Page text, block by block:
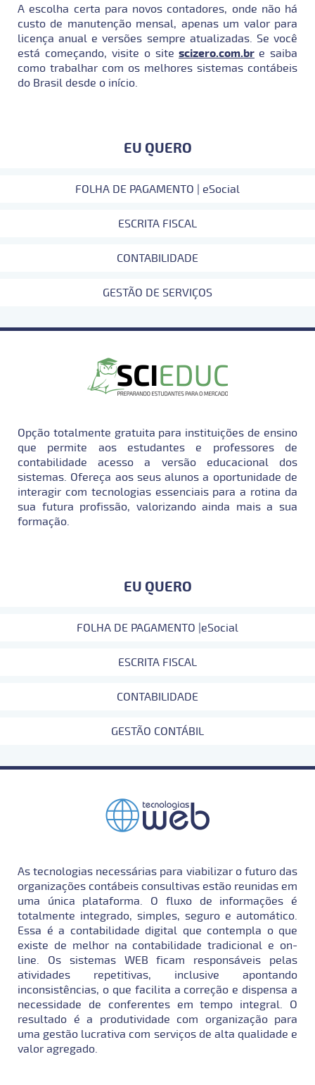
A escolha certa para novos contadores, onde não há
custo de manutenção mensal, apenas um valor para
licença anual e versões sempre atualizadas. Se você
está começando, visite o site scizero.com.br e saiba
como trabalhar com os melhores sistemas contábeis
do Brasil desde o início.
EU QUERO
FOLHA DE PAGAMENTO | eSocial
ESCRITA FISCAL
CONTABILIDADE
GESTÃO DE SERVIÇOS
Opção totalmente gratuita para instituições de ensino
que permite aos estudantes e professores de
contabilidade acesso a versão educacional dos
sistemas. Ofereça aos seus alunos a oportunidade de
interagir com tecnologias essenciais para a rotina da
sua futura profissão, valorizando ainda mais a sua
formação.
EU QUERO
FOLHA DE PAGAMENTO |eSocial
ESCRITA FISCAL
CONTABILIDADE
GESTÃO CONTÁBIL
As tecnologias necessárias para viabilizar o futuro das
organizações contábeis consultivas estão reunidas em
uma única plataforma. O fluxo de informações é
totalmente integrado, simples, seguro e automático.
Essa é a contabilidade digital que contempla o que
existe de melhor na contabilidade tradicional e on-
line. Os sistemas WEB ficam responsáveis pelas
atividades repetitivas, inclusive apontando
inconsistências, o que facilita a correção e dispensa a
necessidade de conferentes em tempo integral. O
resultado é a produtividade com organização para
uma gestão lucrativa com serviços de alta qualidade e
valor agregado.